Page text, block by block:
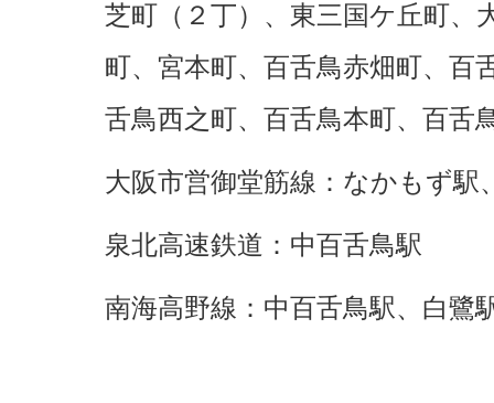
芝町（２丁）、東三国ケ丘町、
町、宮本町、百舌鳥赤畑町、百
舌鳥西之町、百舌鳥本町、百舌
大阪市営御堂筋線：なかもず駅
泉北高速鉄道：中百舌鳥駅
南海高野線：中百舌鳥駅、白鷺